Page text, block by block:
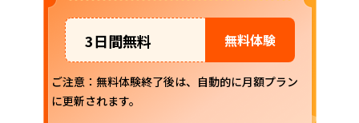
3日間無料 無料体験
ご注意：無料体験終了後は、自動的に月額プラン
に更新されます。